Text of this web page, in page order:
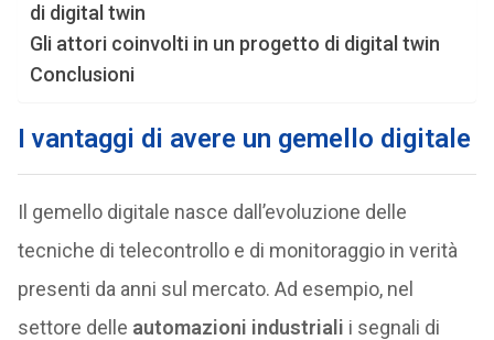
di digital twin
Gli attori coinvolti in un progetto di digital twin
Conclusioni
I vantaggi di avere un gemello digitale
Il gemello digitale nasce dall’evoluzione delle
tecniche di telecontrollo e di monitoraggio in verità
presenti da anni sul mercato. Ad esempio, nel
settore delle automazioni industriali i segnali di